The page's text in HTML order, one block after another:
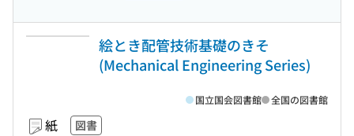
絵とき配管技術基礎のきそ
(Mechanical Engineering Series)
紙 図書
国立国会図書館 全国の図書館